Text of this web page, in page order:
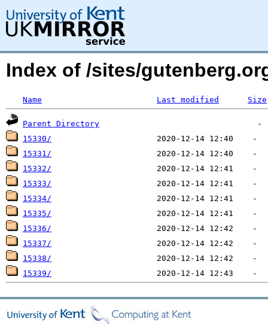
Index of /sites/
Name Last modified Size
Parent Directory
15330/
15331/
15332/
15333/
15334/
15335/
15336/
15337/
15338/
15339/